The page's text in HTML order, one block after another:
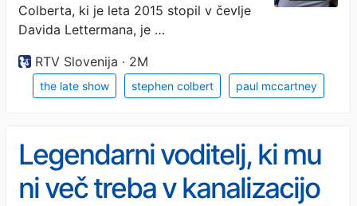
Colberta, ki je leta 2015 stopil v čevlje
Davida Lettermana, je …
RTV Slovenija · 2M
the late show stephen colbert paul mccartney
Legendarni voditelj, ki mu
ni več treba v kanalizacijo